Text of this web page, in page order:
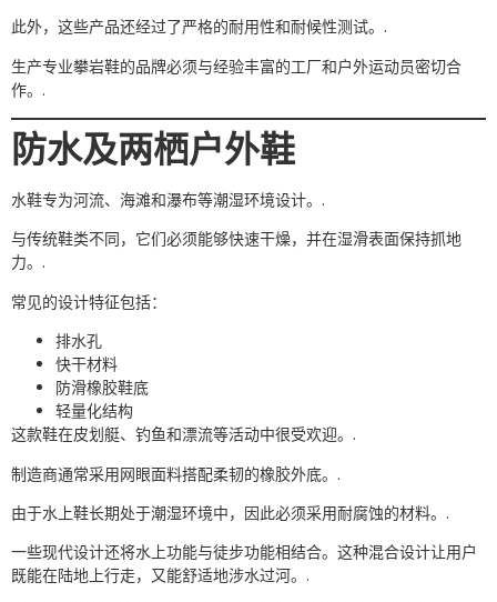
此外，这些产品还经过了严格的耐用性和耐候性测试。.
生产专业攀岩鞋的品牌必须与经验丰富的工厂和户外运动员密切合
作。.
防水及两栖户外鞋
水鞋专为河流、海滩和瀑布等潮湿环境设计。.
与传统鞋类不同，它们必须能够快速干燥，并在湿滑表面保持抓地
力。.
常见的设计特征包括：
排水孔
快干材料
防滑橡胶鞋底
轻量化结构
这款鞋在皮划艇、钓鱼和漂流等活动中很受欢迎。.
制造商通常采用网眼面料搭配柔韧的橡胶外底。.
由于水上鞋长期处于潮湿环境中，因此必须采用耐腐蚀的材料。.
一些现代设计还将水上功能与徒步功能相结合。这种混合设计让用户
既能在陆地上行走，又能舒适地涉水过河。.